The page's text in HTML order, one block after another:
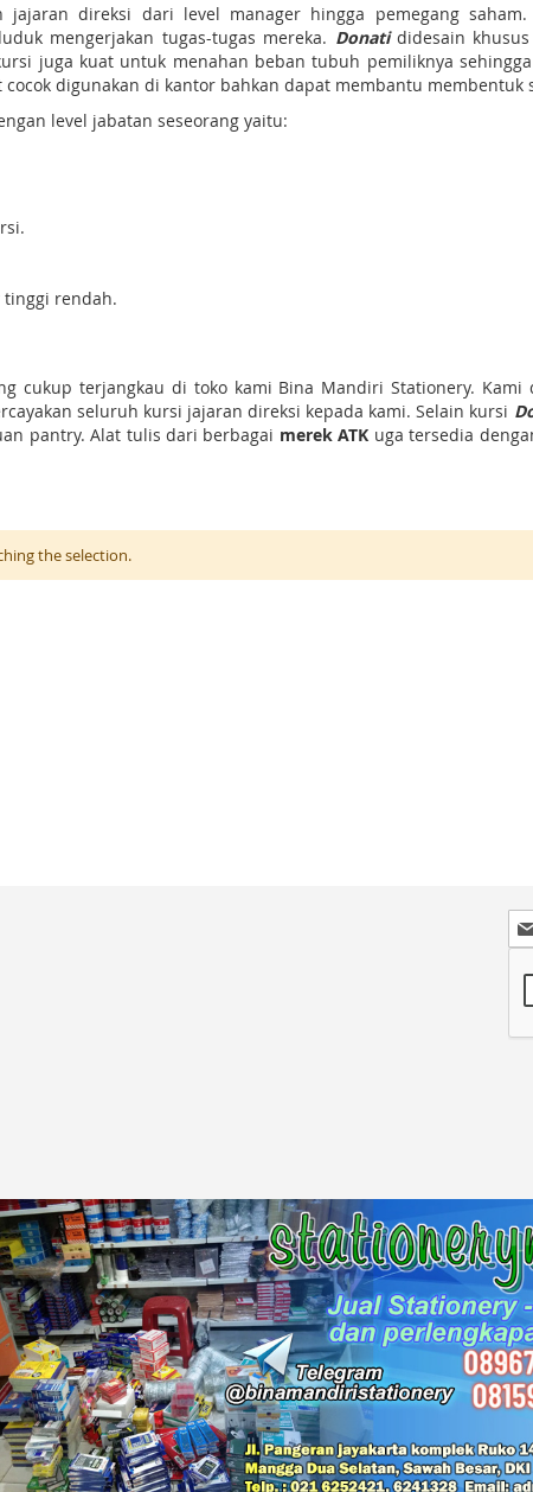
direksi dari level manager hingga pemegang saham.
mengerjakan tugas-tugas mereka. Donatididesain khusus
juga kuat untuk menahan beban tubuh pemiliknya
digunakan di kantor bahkan dapat membantu membentuk
level jabatan seseorang yaitu:
tinggi rendah.
cukup terjangkau di toko kami Bina Mandiri Stationery. Kami
seluruh kursi jajaran direksi kepada kami. Selain kursi
pantry. Alat tulis dari berbagai merek ATK uga tersedia
the selection.
Up